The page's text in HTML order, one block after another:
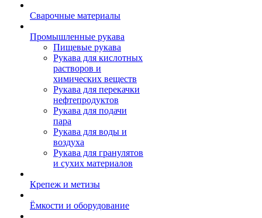
Сварочные материалы
Промышленные рукава
Пищевые рукава
Рукава для кислотных
растворов и
химических веществ
Рукава для перекачки
нефтепродуктов
Рукава для подачи
пара
Рукава для воды и
воздуха
Рукава для гранулятов
и сухих материалов
Крепеж и метизы
Ёмкости и оборудование